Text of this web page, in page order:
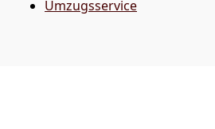
Umzugsservice